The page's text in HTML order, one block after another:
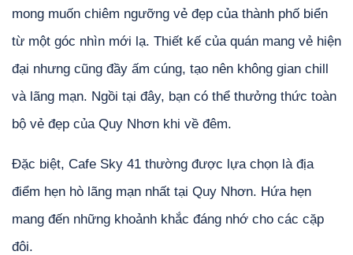
mong muốn chiêm ngưỡng vẻ đẹp của thành phố biển
từ một góc nhìn mới lạ. Thiết kế của quán mang vẻ hiện
đại nhưng cũng đầy ấm cúng, tạo nên không gian chill
và lãng mạn. Ngồi tại đây, bạn có thể thưởng thức toàn
bộ vẻ đẹp của Quy Nhơn khi về đêm.
Đặc biệt, Cafe Sky 41 thường được lựa chọn là địa
điểm hẹn hò lãng mạn nhất tại Quy Nhơn. Hứa hẹn
mang đến những khoảnh khắc đáng nhớ cho các cặp
đôi.